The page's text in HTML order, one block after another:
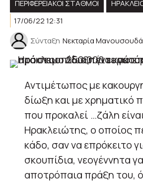
ΠΕΡΙΦΕΡΕΙΑΚΟΊ ΣΤΑΘΜΟΊ
17/06/22 12:31
Σύνταξη Νεκταρία
Αντιμέτωπος με
δίωξη και με χρηματικό
που προκαλεί …ζάλη
Ηρακλειώτης, ο οποίος
κάδο, σαν να επρόκειτο
σκουπίδια, νεογέννητα
αποτρόπαια πράξη του,